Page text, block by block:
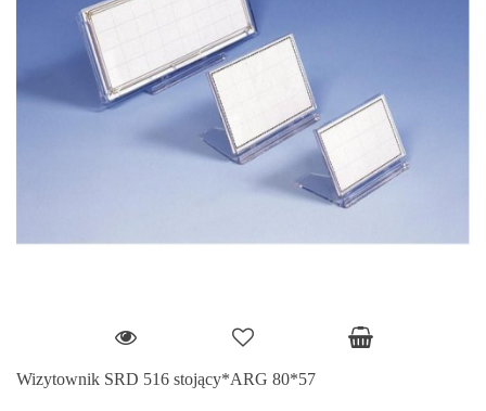
Wizytownik SRD 516 stojący*ARG 80*57